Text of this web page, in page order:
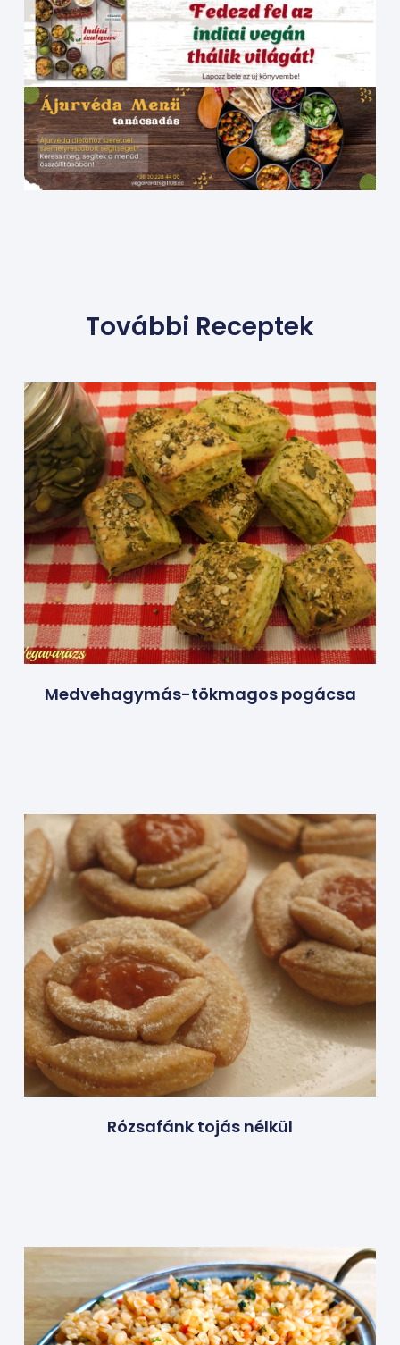
További Receptek
Medvehagymás-tökmagos pogácsa
Rózsafánk tojás nélkül